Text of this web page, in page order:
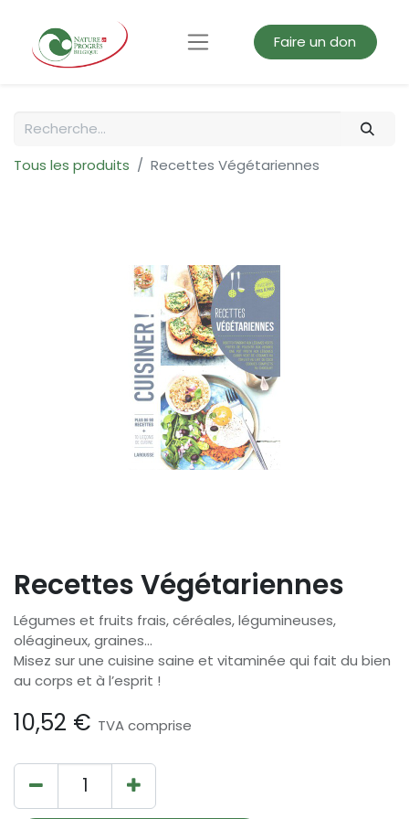
Faire un don
Tous les produits Recettes Végétariennes
Recettes Végétariennes
Légumes et fruits frais, céréales, légumineuses,
oléagineux, graines…
Misez sur une cuisine saine et vitaminée qui fait du bien
au corps et à l’esprit !
10,52 € TVA comprise